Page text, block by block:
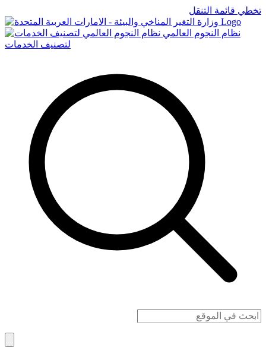
تخطي قائمة التنقل
Logo
نظام النجوم العالمي
لتصنيف الخدمات